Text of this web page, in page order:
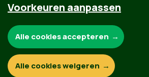
Groen.be
© Copyright Groen 2026 | Gemaakt met NationBuilder
Contact
Voorkeuren aanpassen
Functionele en analytische cookies:
Alle cookies accepteren
Alle cookies weigeren